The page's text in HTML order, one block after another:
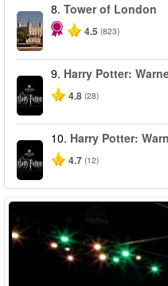
8. Tower of London
4.5 (823)
9. Harry Potter:
4.8 (28)
10. Harry Potter:
4.7 (12)